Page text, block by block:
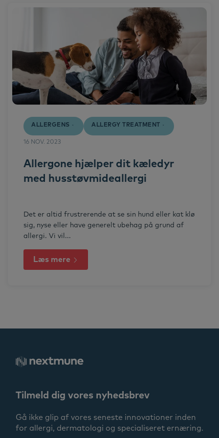
Allergens
Horses
Success stories
ALLERGENS ALLERGY TREATMENT
16 NOV. 2023
Allergone hjælper dit kæledyr
med husstøvmideallergi
Det er altid frustrerende at se sin hund eller kat klø
sig, nyse eller have generelt ubehag på grund af
allergi. Vi vil...
Læs mere
Tilmeld dig vores nyhedsbrev
Gå ikke glip af vores seneste innovationer inden
for allergi, dermatologi og specialiseret ernæring.